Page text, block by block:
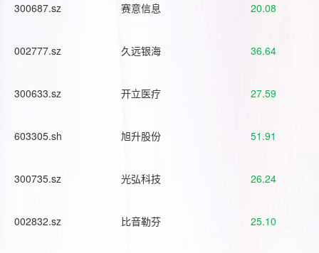
300687.sz 赛意信息 20.08
002777.sz 久远银海 36.64
300633.sz 开立医疗 27.59
603305.sh 旭升股份 51.91
300735.sz 光弘科技 26.24
002832.sz 比音勒芬 25.10